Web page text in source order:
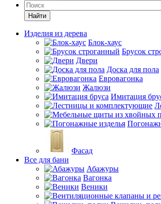
Найти
Изделия из дерева
Блок-хаус
Брусок
Двери
Доска для пола
Евровагонка
Жалюзи
Имитация
Фасад
Все для бани
Абажуры
Вагонка
Веники